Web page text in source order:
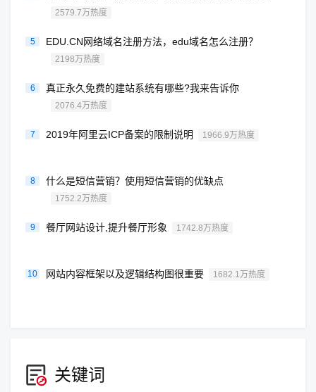
2579.7万热度
5 EDU.CN网络域名注册方法，edu域名怎么注册？
2198万热度
6 真正永久免费的建站系统有哪些?我来告诉你
2076.4万热度
7 2019年阿里云ICP备案的限制说明 1966.9万热度
8 什么是短信营销？使用短信营销的优缺点
1752.2万热度
9 餐厅网站设计,提升餐厅形象 1742.8万热度
10 网站内容框架以及逻辑结构图很重要 1682.1万热度
关键词